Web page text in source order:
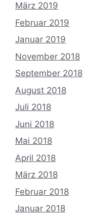
März 2019
Februar 2019
Januar 2019
November 2018
September 2018
August 2018
Juli 2018
Juni 2018
Mai 2018
April 2018
März 2018
Februar 2018
Januar 2018